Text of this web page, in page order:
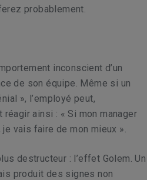
probablement.
inconscient d’un
de son équipe. Même si un
», l’employé peut,
ainsi : « Si mon manager
vais faire de mon mieux ».
destructeur : l’effet Golem. Un
produit des signes non